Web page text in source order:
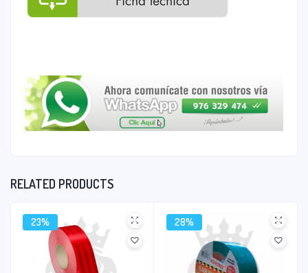
RELATED PRODUCTS
23% 28%